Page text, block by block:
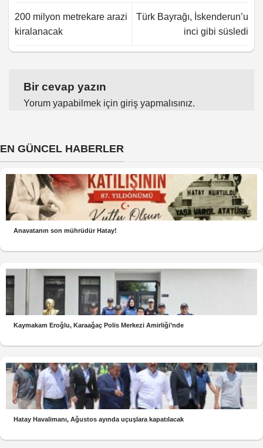
200 milyon metrekare arazi
kiralanacak
Türk Bayrağı, İskenderun’u
inci gibi süsledi
Bir cevap yazın
Yorum yapabilmek için giriş yapmalısınız.
EN GÜNCEL HABERLER
Anavatanın son mührüdür Hatay!
Kaymakam Eroğlu, Karaağaç Polis Merkezi Amirliği’nde
Hatay Havalimanı, Ağustos ayında uçuşlara kapatılacak